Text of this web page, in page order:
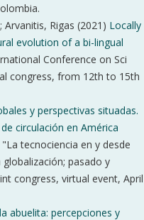
Rigas (2021) Locally
evolution of a bi-lingual
Conference on Sci
congress, from 12th to 15th
y perspectivas situadas.
circulación en América
"La tecnociencia en y desde
pasado y
congress, virtual event, April
abuelita: percepciones y